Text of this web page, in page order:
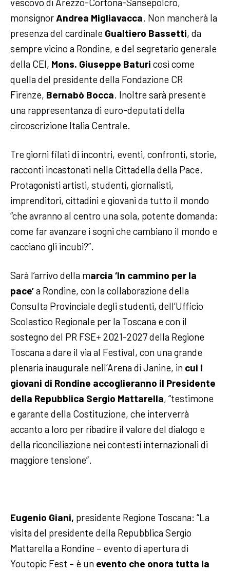
monsignor Andrea Migliavacca. Non mancherà la
presenza del cardinale Gualtiero Bassetti, da
sempre vicino a Rondine, e del segretario generale
della CEI, Mons. Giuseppe Baturi così come
quella del presidente della Fondazione CR
Firenze, Bernabò Bocca. Inoltre sarà presente
una rappresentanza di euro-deputati della
circoscrizione Italia Centrale.
Tre giorni filati di incontri, eventi, confronti, storie,
racconti incastonati nella Cittadella della Pace.
Protagonisti artisti, studenti, giornalisti,
imprenditori, cittadini e giovani da tutto il mondo
“che avranno al centro una sola, potente domanda:
come far avanzare i sogni che cambiano il mondo e
cacciano gli incubi?”.
Sarà l’arrivo della marcia ‘In cammino per la
pace’a Rondine, con la collaborazione della
Consulta Provinciale degli studenti, dell’Ufficio
Scolastico Regionale per la Toscana e con il
sostegno del PR FSE+ 2021-2027 della Regione
Toscana a dare il via al Festival, con una grande
plenaria inaugurale nell’Arena di Janine, in cui i
giovani di Rondine accoglieranno il Presidente
della Repubblica Sergio Mattarella, “testimone
e garante della Costituzione, che interverrà
accanto a loro per ribadire il valore del dialogo e
della riconciliazione nei contesti internazionali di
maggiore tensione”.
Eugenio Giani, presidente Regione Toscana: “La
visita del presidente della Repubblica Sergio
Mattarella a Rondine – evento di apertura di
Youtopic Fest – è un evento che onora tutta la